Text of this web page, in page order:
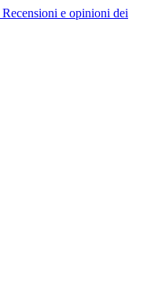
Recensioni e opinioni dei